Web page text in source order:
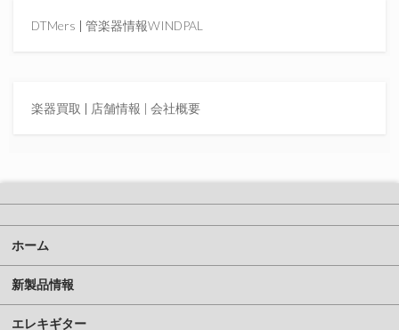
DTMers | 管楽器情報WINDPAL
楽器買取 | 店舗情報 | 会社概要
ホーム
新製品情報
エレキギター